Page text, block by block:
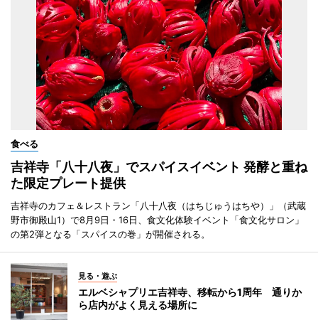
食べる
吉祥寺「八十八夜」でスパイスイベント 発酵と重ね
た限定プレート提供
吉祥寺のカフェ＆レストラン「八十八夜（はちじゅうはちや）」（武蔵
野市御殿山1）で8月9日・16日、食文化体験イベント「食文化サロン」
の第2弾となる「スパイスの巻」が開催される。
見る・遊ぶ
エルベシャプリエ吉祥寺、移転から1周年 通りか
ら店内がよく見える場所に